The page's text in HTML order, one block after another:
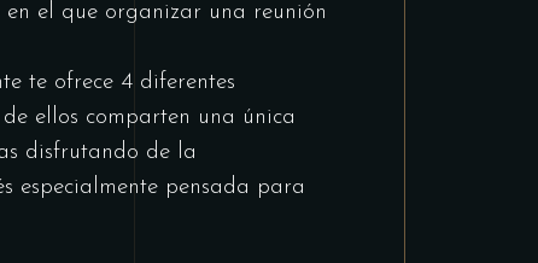
en el que organizar una reunión
te ofrece 4 diferentes
ellos comparten una única
disfrutando de la
especialmente pensada para